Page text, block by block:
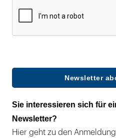
Newsletter
Sie interessieren sich für
Newsletter?
Hier geht zu den